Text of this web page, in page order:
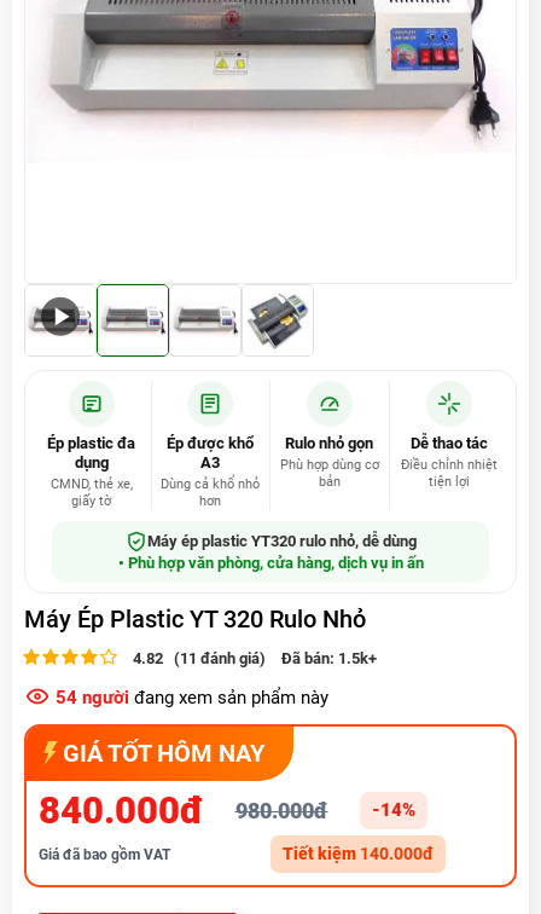
Ép plastic đa
dụng
CMND, thẻ xe,
giấy tờ
Ép được khổ
A3
Dùng cả khổ nhỏ
hơn
Rulo nhỏ gọn
Phù hợp dùng cơ
bản
Dễ thao tác
Điều chỉnh nhiệt
tiện lợi
Máy ép plastic YT320 rulo nhỏ, dễ dùng
• Phù hợp văn phòng, cửa hàng, dịch vụ in ấn
Máy Ép Plastic YT 320 Rulo Nhỏ
4.82 (11 đánh giá) Đã bán: 1.5k+
54 người đang xem sản phẩm này
GIÁ TỐT HÔM NAY
840.000đ 980.000đ -14%
Giá đã bao gồm VAT Tiết kiệm 140.000đ